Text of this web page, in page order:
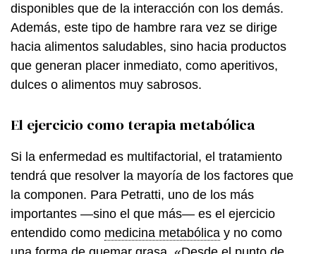
disponibles que de la interacción con los demás.
Además, este tipo de hambre rara vez se dirige
hacia alimentos saludables, sino hacia productos
que generan placer inmediato, como aperitivos,
dulces o alimentos muy sabrosos.
El ejercicio como terapia metabólica
Si la enfermedad es multifactorial, el tratamiento
tendrá que resolver la mayoría de los factores que
la componen. Para Petratti, uno de los más
importantes —sino el que más— es el ejercicio
entendido como medicina metabólica y no como